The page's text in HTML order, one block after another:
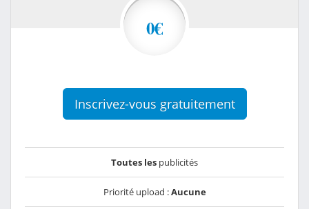
0€
Inscrivez-vous gratuitement
Toutes les publicités
Priorité upload :Aucune